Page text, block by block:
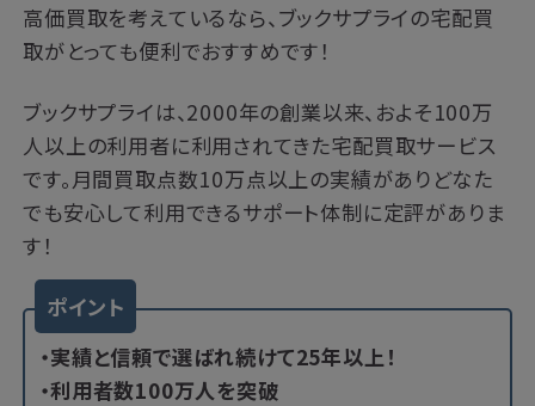
高価買取を考えているなら、ブックサプライの宅配買
取がとっても便利でおすすめです！
ブックサプライは、2000年の創業以来、およそ100万
人以上の利用者に利用されてきた宅配買取サービス
です。月間買取点数10万点以上の実績がありどなた
でも安心して利用できるサポート体制に定評がありま
す！
ポイント
・実績と信頼で選ばれ続けて25年以上！
・利用者数100万人を突破